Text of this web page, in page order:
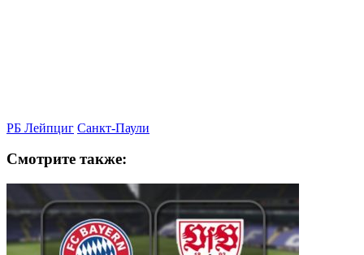
РБ Лейпциг Санкт-Паули
Смотрите также: